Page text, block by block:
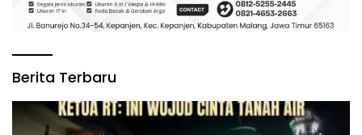
Berita Terbaru